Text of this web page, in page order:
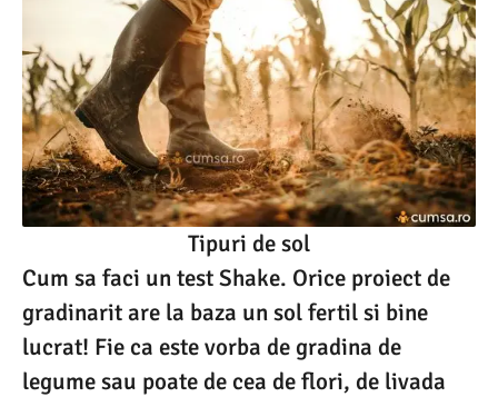
Tipuri de sol
Cum sa faci un test Shake. Orice proiect de
gradinarit are la baza un sol fertil si bine
lucrat! Fie ca este vorba de gradina de
legume sau poate de cea de flori, de livada